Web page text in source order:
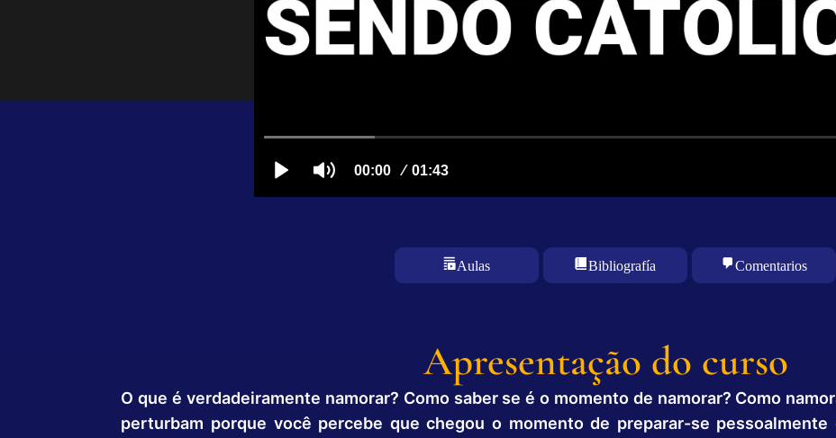
Aulas Bibliografía Comentarios
Apresentação do curso
O que é verdadeiramente namorar? Como saber se é o momento de namorar? Como
perturbam porque você percebe que chegou o momento de preparar-se